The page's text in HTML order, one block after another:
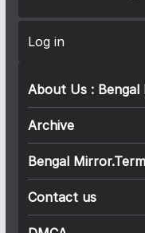
Log in
About Us :
Archive
Bengal
Contact us